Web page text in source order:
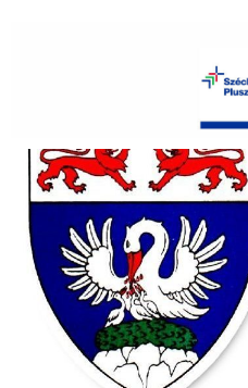
content